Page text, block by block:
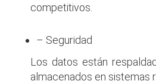
competitivos.
– Seguridad
Los datos están
almacenados en sistemas